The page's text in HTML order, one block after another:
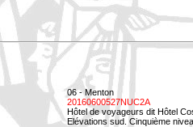
06 - Menton
20160600527NUC2A
Hôtel de voyageurs dit Hôtel
Elévations sud. Cinquième